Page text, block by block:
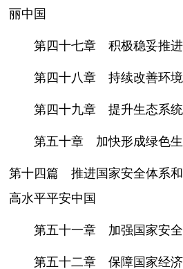
丽中国
第四十七章 积极稳妥推进
第四十八章 持续改善环境
第四十九章 提升生态系统
第五十章 加快形成绿色生
第十四篇 推进国家安全体系
高水平平安中国
第五十一章 加强国家安全
第五十二章 保障国家经济